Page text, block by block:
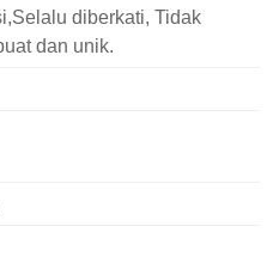
diberkati, Tidak
dan unik.